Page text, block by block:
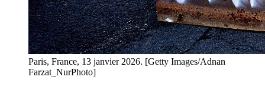
Paris, France, 13 janvier 2026. [Getty Images/Adnan
Farzat_NurPhoto]